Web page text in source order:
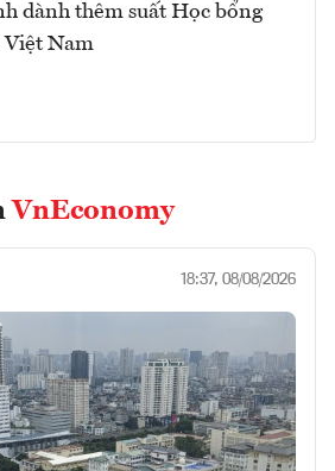
dành thêm suất Học bổng
Việt Nam
VnEconomy
18:37, 08/08/2026